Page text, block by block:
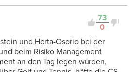
73
0
und Horta-Osorio bei der
beim Risiko Management
an den Tag legen würden,